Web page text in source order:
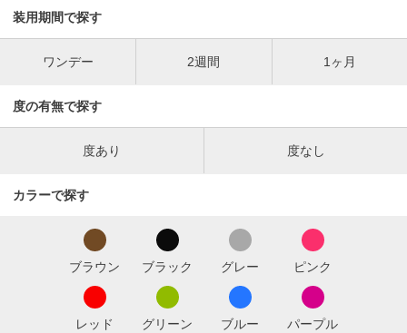
装用期間で探す
ワンデー 2週間 1ヶ月
度の有無で探す
度あり 度なし
カラーで探す
ブラウン ブラック グレー ピンク
レッド グリーン ブルー パープル